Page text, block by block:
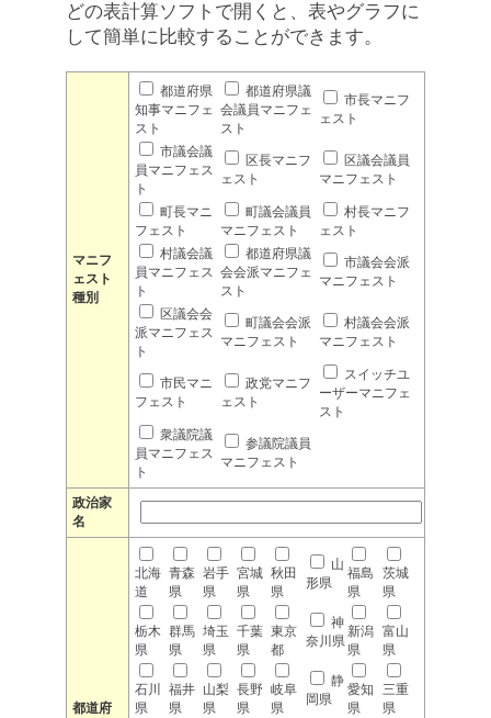
どの表計算ソフトで開くと、表やグラフに
して簡単に比較することができます。
マニフ
ェスト
種別
都道府県
知事マニフェ
スト
都道府県議
会議員マニフェ
スト
市長マニフ
ェスト
市議会議
員マニフェス
ト
区長マニフ
ェスト
区議会議員
マニフェスト
町長マニ
フェスト
町議会議員
マニフェスト
村長マニフ
ェスト
村議会議
員マニフェス
ト
都道府県議
会会派マニフェ
スト
市議会会派
マニフェスト
区議会会
派マニフェス
ト
町議会会派
マニフェスト
村議会会派
マニフェスト
市民マニ
フェスト
政党マニフ
ェスト
スイッチユ
ーザーマニフェ
スト
衆議院議
員マニフェス
ト
参議院議員
マニフェスト
政治家
名
都道府
北海
道
青森
県
岩手
県
宮城
県
秋田
県
山
形県
福島
県
茨城
県
栃木
県
群馬
県
埼玉
県
千葉
県
東京
都
神
奈川県
新潟
県
富山
県
石川
県
福井
県
山梨
県
長野
県
岐阜
県
静
岡県
愛知
県
三重
県